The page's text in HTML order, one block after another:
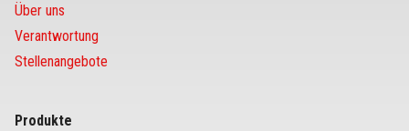
Über uns
Verantwortung
Stellenangebote
Produkte